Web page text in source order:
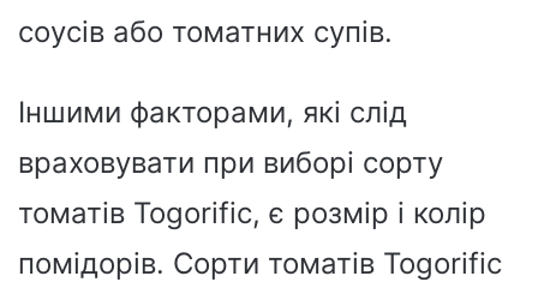
соусів або томатних супів.
Іншими факторами, які слід
враховувати при виборі сорту
томатів Togorific, є розмір і колір
помідорів. Сорти томатів Togorific